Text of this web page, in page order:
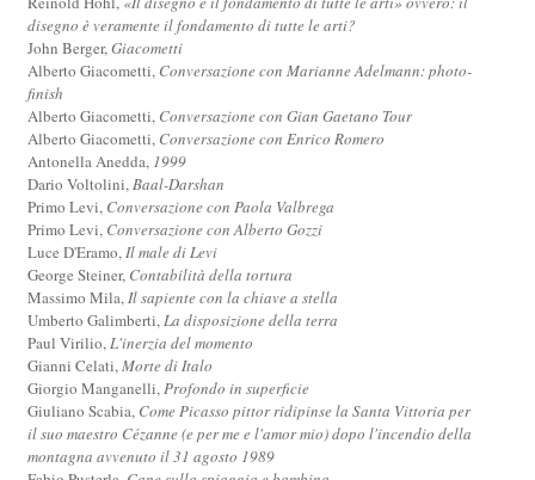
disegno è veramente il fondamento di tutte le arti?
John Berger,Giacometti
Alberto Giacometti, Conversazione con Marianne Adelmann: photo-
finish
Alberto Giacometti, Conversazione con Gian Gaetano Tour
Alberto Giacometti, Conversazione con Enrico Romero
Antonella Anedda, 1999
Dario Voltolini,Baal-Darshan
Primo Levi, Conversazione con Paola Valbrega
Primo Levi, Conversazione con Alberto Gozzi
Luce D'Eramo,Il male di Levi
George Steiner, Contabilità della tortura
Massimo Mila,Il sapiente con la chiave a stella
Umberto Galimberti,La disposizione della terra
Paul Virilio,L'inerzia del momento
Gianni Celati,Morte di Italo
Giorgio Manganelli,Profondo in superficie
Giuliano Scabia, Come Picasso pittor ridipinse la Santa Vittoria per
il suo maestro Cézanne (e per me e l'amor mio) dopo l'incendio della
montagna avvenuto il 31 agosto 1989